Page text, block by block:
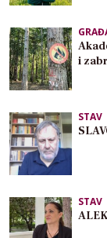
i
STAV
STAV